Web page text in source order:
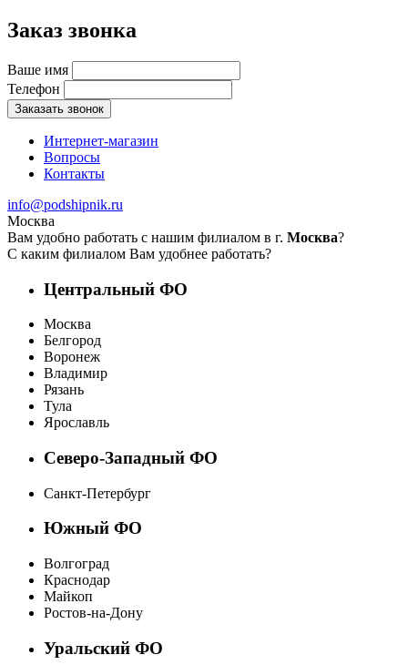
Заказ звонка
Ваше имя
Телефон
Заказать звонок
Интернет-магазин
Вопросы
Контакты
info@podshipnik.ru
Москва
Вам удобно работать с нашим филиалом в г. Москва?
С каким филиалом Вам удобнее работать?
Центральный ФО
Москва
Белгород
Воронеж
Владимир
Рязань
Тула
Ярославль
Северо-Западный ФО
Санкт-Петербург
Южный ФО
Волгоград
Краснодар
Майкоп
Ростов-на-Дону
Уральский ФО